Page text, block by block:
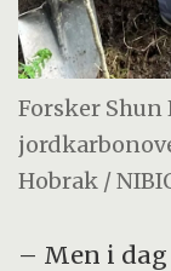
Forsker Shun
Hobrak /
– Men i